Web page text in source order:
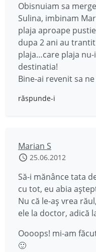
Obisnuiam sa
Sulina, imbinam
plaja aproape
dupa 2 ani au
plaja…care plaja
destinatia!
Bine-ai revenit sa
răspunde-i
Marian S
25.06.2012
Să-i mănânce tata
cu tot, eu abia
Nu că le-aş vrea
ele la doctor, adică
Oooops! mi-am
🙂